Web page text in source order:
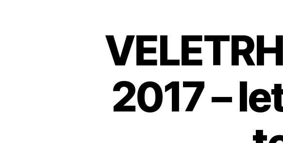
2017 –